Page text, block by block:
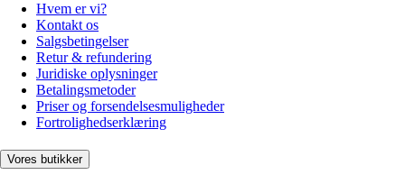
Hvem er vi?
Kontakt os
Salgsbetingelser
Retur & refundering
Juridiske oplysninger
Betalingsmetoder
Priser og forsendelsesmuligheder
Fortrolighedserklæring
Vores butikker